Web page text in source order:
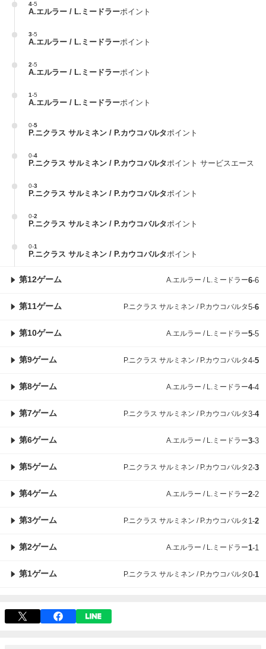
4-5
A.エルラー / L.ミードラーポイント
3-5
A.エルラー / L.ミードラーポイント
2-5
A.エルラー / L.ミードラーポイント
1-5
A.エルラー / L.ミードラーポイント
0-5
P.ニクラス サルミネン / P.カウコバルタポイント
0-4
P.ニクラス サルミネン / P.カウコバルタポイント サービスエース
0-3
P.ニクラス サルミネン / P.カウコバルタポイント
0-2
P.ニクラス サルミネン / P.カウコバルタポイント
0-1
P.ニクラス サルミネン / P.カウコバルタポイント
第12ゲーム A.エルラー / L.ミードラー6-6
第11ゲーム P.ニクラス サルミネン / P.カウコバルタ5-6
第10ゲーム A.エルラー / L.ミードラー5-5
第9ゲーム P.ニクラス サルミネン / P.カウコバルタ4-5
第8ゲーム A.エルラー / L.ミードラー4-4
第7ゲーム P.ニクラス サルミネン / P.カウコバルタ3-4
第6ゲーム A.エルラー / L.ミードラー3-3
第5ゲーム P.ニクラス サルミネン / P.カウコバルタ 2-3
第4ゲーム A.エルラー / L.ミードラー2-2
第3ゲーム P.ニクラス サルミネン / P.カウコバルタ 1-2
第2ゲーム A.エルラー / L.ミードラー1-1
第1ゲーム P.ニクラス サルミネン / P.カウコバルタ0-1